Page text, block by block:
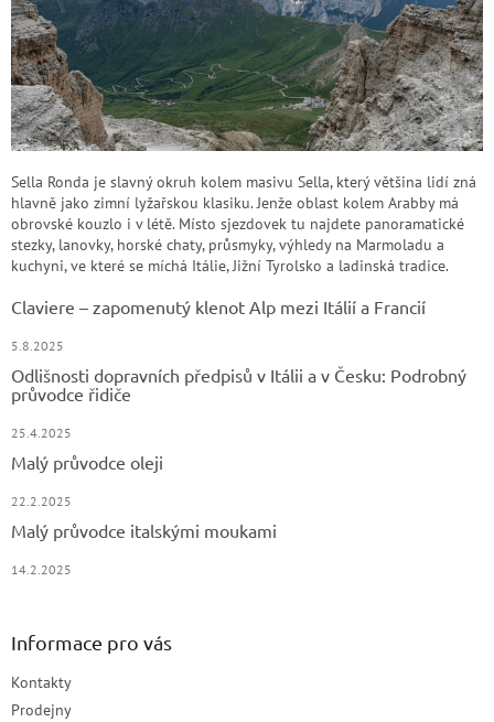
Sella Ronda je slavný okruh kolem masivu Sella, který většina lidí zná
hlavně jako zimní lyžařskou klasiku. Jenže oblast kolem Arabby má
obrovské kouzlo i v létě. Místo sjezdovek tu najdete panoramatické
stezky, lanovky, horské chaty, průsmyky, výhledy na Marmoladu a
kuchyni, ve které se míchá Itálie, Jižní Tyrolsko a ladinská tradice.
Claviere – zapomenutý klenot Alp mezi Itálií a Francií
5.8.2025
Odlišnosti dopravních předpisů v Itálii a v Česku: Podrobný
průvodce řidiče
25.4.2025
Malý průvodce oleji
22.2.2025
Malý průvodce italskými moukami
14.2.2025
Informace pro vás
Kontakty
Prodejny